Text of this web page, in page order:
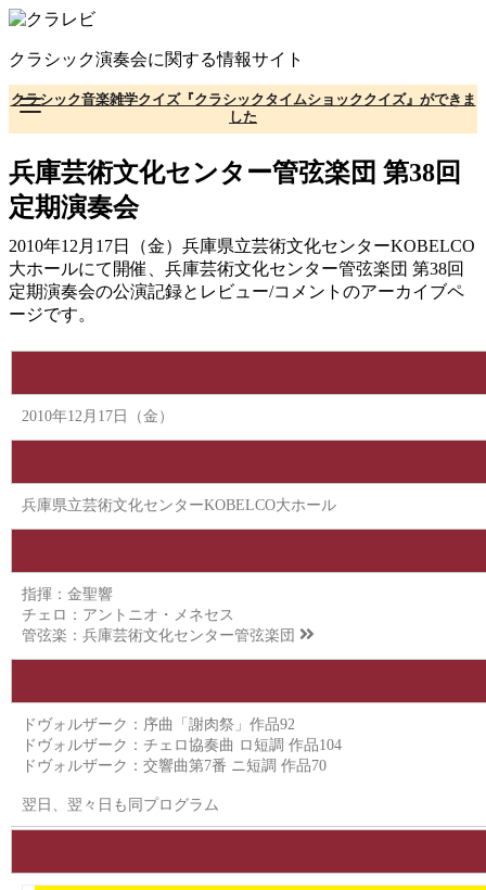
コ
テ
ン
ツ
へ
動
クラシック演奏会に関する情報サイト
クラシック音楽雑学クイズ『クラシックタイムショッククイズ』ができま
した
兵庫芸術文化センター管弦楽団 第38回
定期演奏会
2010年12月17日（金）兵庫県立芸術文化センターKOBELCO
大ホールにて開催、兵庫芸術文化センター管弦楽団 第38回
定期演奏会の公演記録とレビュー/コメントのアーカイブペ
ージです。
2010年12月17日（金）
兵庫県立芸術文化センターKOBELCO大ホール
指揮：金聖響
チェロ：アントニオ・メネセス
管弦楽： 兵庫芸術文化センター管弦楽団
ドヴォルザーク：序曲「謝肉祭」作品92
ドヴォルザーク：チェロ協奏曲 ロ短調 作品104
ドヴォルザーク：交響曲第7番 ニ短調 作品70
翌日、翌々日も同プログラム